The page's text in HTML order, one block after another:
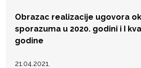
Obrazac realizacije ugovora
sporazuma u 2020. godini i I
godine
21.04.2021.